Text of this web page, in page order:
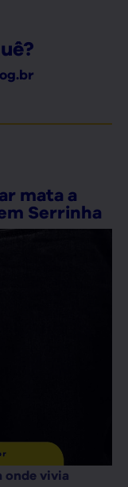
mata a
Serrinha
onde vivia